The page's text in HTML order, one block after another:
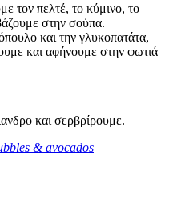
τον πελτέ, το κύμινο, το
στην σούπα.
και την γλυκοπατάτα,
και αφήνουμε στην φωτιά
και σερβρίρουμε.
& avocados